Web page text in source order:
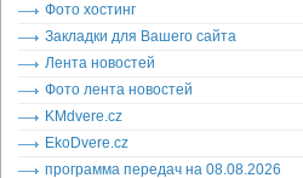
Фото хостинг
Закладки для Вашего сайта
Лента новостей
Фото лента новостей
KMdvere.cz
EkoDvere.cz
программа передач на 08.08.2026